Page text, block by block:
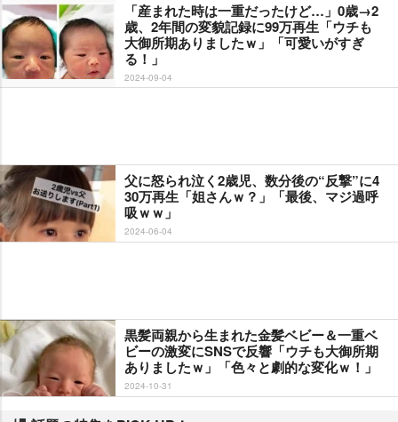
「産まれた時は一重だったけど…」0歳→2
歳、2年間の変貌記録に99万再生「ウチも
大御所期ありましたｗ」「可愛いがすぎ
る！」
2024-09-04
父に怒られ泣く2歳児、数分後の“反撃”に4
30万再生「姐さんｗ？」「最後、マジ過呼
吸ｗｗ」
2024-06-04
黒髪両親から生まれた金髪ベビー＆一重ベ
ビーの激変にSNSで反響「ウチも大御所期
ありましたｗ」「色々と劇的な変化ｗ！」
2024-10-31